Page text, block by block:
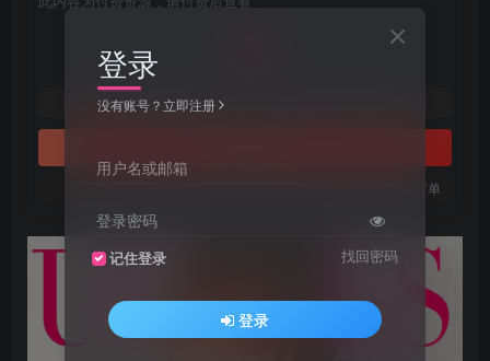
黄金会员 免费
您当前未登录！建议登陆后购买，可保存购买订单
登录
没有账号？立即注册
用户名或邮箱
登录密码
记住登录 找回密码
登录